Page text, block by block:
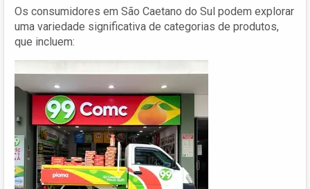
Os consumidores em São Caetano do Sul podem explorar
uma variedade significativa de categorias de produtos,
que incluem: